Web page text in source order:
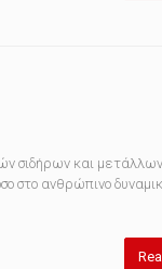
σιδήρων και
στο ανθρώπινο